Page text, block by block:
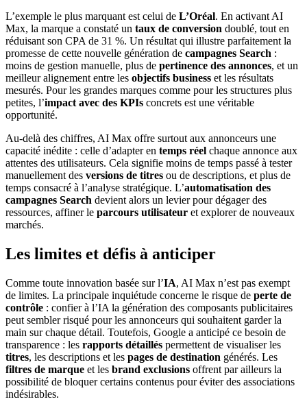
L’exemple le plus marquant est celui de L’Oréal. En activant AI
Max, la marque a constaté un taux de conversion doublé, tout en
réduisant son CPA de 31 %. Un résultat qui illustre parfaitement la
promesse de cette nouvelle génération de campagnes Search :
moins de gestion manuelle, plus de pertinence des annonces, et un
meilleur alignement entre les objectifs business et les résultats
mesurés. Pour les grandes marques comme pour les structures plus
petites, l’impact avec des KPIs concrets est une véritable
opportunité.
Au-delà des chiffres, AI Max offre surtout aux annonceurs une
capacité inédite : celle d’adapter en temps réel chaque annonce aux
attentes des utilisateurs. Cela signifie moins de temps passé à tester
manuellement des versions de titres ou de descriptions, et plus de
temps consacré à l’analyse stratégique. L’automatisation des
campagnes Search devient alors un levier pour dégager des
ressources, affiner le parcours utilisateur et explorer de nouveaux
marchés.
Les limites et défis à anticiper
Comme toute innovation basée sur l’IA, AI Max n’est pas exempt
de limites. La principale inquiétude concerne le risque de perte de
contrôle : confier à l’IA la génération des composants publicitaires
peut sembler risqué pour les annonceurs qui souhaitent garder la
main sur chaque détail. Toutefois, Google a anticipé ce besoin de
transparence : les rapports détaillés permettent de visualiser les
titres, les descriptions et les pages de destination générés. Les
filtres de marque et les brand exclusions offrent par ailleurs la
possibilité de bloquer certains contenus pour éviter des associations
indésirables.